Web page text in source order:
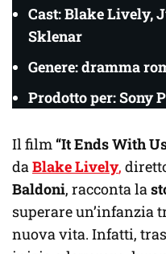
Cast: Blake Lively,
Sklenar
Genere: dramma
Prodotto per: Sony
Il film“It Ends With
da Blake Lively,
Baldoni, racconta la
superare un’infanzia
nuova vita. Infatti,